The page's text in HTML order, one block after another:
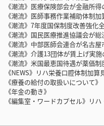
《潮流》医療保険部会が金融所
《潮流》医師事務作業補助体制
《潮流》7年度国保制度改善強化
《潮流》国民医療推進協議会が
《潮流》中部医師会連合が名古
《潮流》介護13団体が賃上げ実
《潮流》米国最恵国待遇が薬価
《NEWS》リハ栄養口腔体制加
《療養の給付の取扱いについて》
《年金の動き》
《編集室・ワードカプセル》リ